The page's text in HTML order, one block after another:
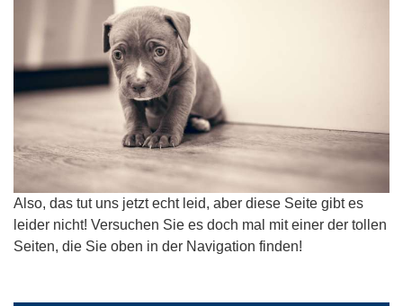
Also, das tut uns jetzt echt leid, aber diese Seite gibt es
leider nicht! Versuchen Sie es doch mal mit einer der tollen
Seiten, die Sie oben in der Navigation finden!